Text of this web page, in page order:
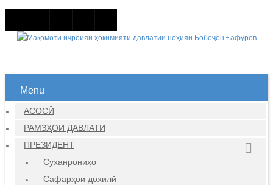
Menu
АСОСӢ
РАМЗҲОИ ДАВЛАТӢ
ПРЕЗИДЕНТ
Суханрониҳо
Сафарҳои дохилӣ